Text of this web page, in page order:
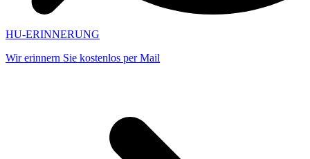
HU-ERINNERUNG
Wir erinnern Sie kostenlos per Mail